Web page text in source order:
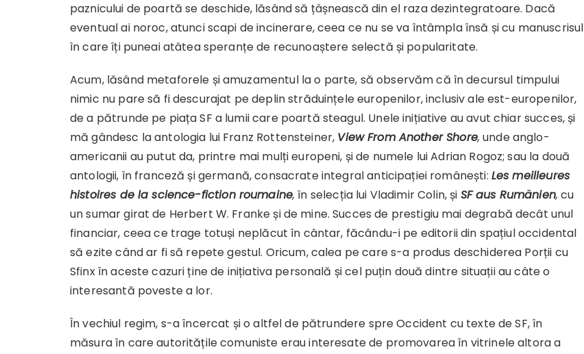
paznicului de poartă se deschide, lăsând să țâșnească din el raza dezintegratoare. Dacă
eventual ai noroc, atunci scapi de incinerare, ceea ce nu se va întâmpla însă și cu manuscrisul
în care îți puneai atâtea speranțe de recunoaștere selectă și popularitate.
Acum, lăsând metaforele și amuzamentul la o parte, să observăm că în decursul timpului
nimic nu pare să fi descurajat pe deplin străduințele europenilor, inclusiv ale est-europenilor,
de a pătrunde pe piața SF a lumii care poartă steagul. Unele inițiative au avut chiar succes, și
mă gândesc la antologia lui Franz Rottensteiner, View From Another Shore, unde anglo-
americanii au putut da, printre mai mulți europeni, și de numele lui Adrian Rogoz; sau la două
antologii, în franceză și germană, consacrate integral anticipației românești: Les meilleures
histoiresde la science-fiction roumaine, în selecția lui Vladimir Colin, și SF aus Rumänien, cu
un sumar girat de Herbert W. Franke și de mine. Succes de prestigiu mai degrabă decât unul
financiar, ceea ce trage totuși neplăcut în cântar, făcându-i pe editorii din spațiul occidental
să ezite când ar fi să repete gestul. Oricum, calea pe care s-a produs deschiderea Porții cu
Sfinx în aceste cazuri ține de inițiativa personală și cel puțin două dintre situații au câte o
interesantă poveste a lor.
În vechiul regim, s-a încercat și o altfel de pătrundere spre Occident cu texte de SF, în
măsura în care autoritățile comuniste erau interesate de promovarea în vitrinele altora a